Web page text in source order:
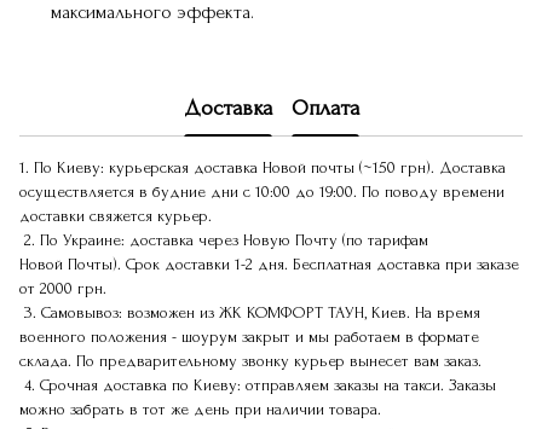
максимального эффекта.
Доставка Оплата
1. По Киеву: курьерская доставка Новой почты (~150 грн). Доставка
осуществляется в будние дни с 10:00 до 19:00. По поводу времени
доставки свяжется курьер.
2. По Украине: доставка через Новую Почту (по тарифам
Новой Почты). Срок доставки 1-2 дня. Бесплатная доставка при заказе
от 2000 грн.
3. Самовывоз: возможен из ЖК КОМФОРТ ТАУН, Киев. На время
военного положения - шоурум закрыт и мы работаем в формате
склада. По предварительному звонку курьер вынесет вам заказ.
4. Срочная доставка по Киеву: отправляем заказы на такси. Заказы
можно забрать в тот же день при наличии товара.